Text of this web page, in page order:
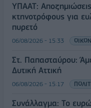
ΥΠΑΑΤ:
κτηνοτρόφους για
πυρετό
06/08/2026 - 15:33
Στ. Παπασταύρου:
Δυτική Αττική
06/08/2026 - 15:17
Συνάλλαγμα: Το